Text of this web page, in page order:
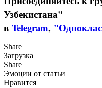
Узбекистана"
в Telegram,
Share
Загрузка
Share
Эмоции от статьи
Нравится